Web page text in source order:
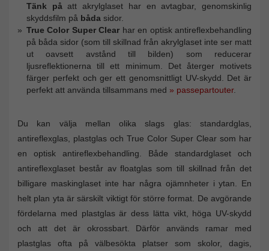
Tänk påatt akrylglaset har en avtagbar, genomskinlig
skyddsfilm på båda sidor.
True Color Super Clear har en optisk antireflexbehandling
på båda sidor (som till skillnad från akrylglaset inte ser matt
ut oavsett avstånd till bilden) som reducerar
ljusreflektionerna till ett minimum. Det återger motivets
färger perfekt och ger ett genomsnittligt UV-skydd. Det är
perfekt att använda tillsammans med » passepartouter.
Du kan välja mellan olika slags glas: standardglas,
antireflexglas, plastglas och True Color Super Clear som har
en optisk antireflexbehandling. Både standardglaset och
antireflexglaset består av floatglas som till skillnad från det
billigare maskinglaset inte har några ojämnheter i ytan. En
helt plan yta är särskilt viktigt för större format. De avgörande
fördelarna med plastglas är dess lätta vikt, höga UV-skydd
och att det är okrossbart. Därför används ramar med
plastglas ofta på välbesökta platser som skolor, dagis,